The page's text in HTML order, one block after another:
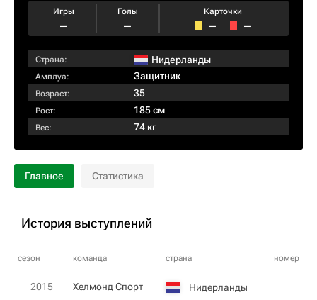
Игры
–
Голы
–
Карточки
– –
Страна: Нидерланды
Амплуа: Защитник
Возраст: 35
Рост: 185 см
Вес: 74 кг
Главное Статистика
История выступлений
сезон команда страна номер
2015 Хелмонд Спорт Нидерланды